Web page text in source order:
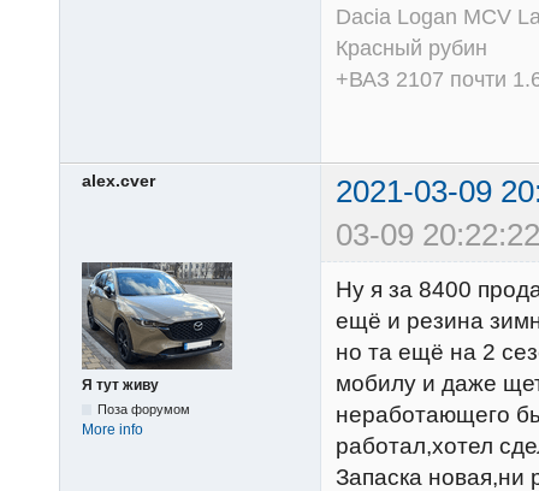
Dacia Logan MCV
Красный рубин
+ВАЗ 2107 почти
alex.cver
2021-03-09
03-09
Я тут живу
Поза форумом
More info
Ну я за 8400
ещё и резина
но та ещё на 2
мобилу и даже
неработающего
работал,хотел
Запаска новая,ни